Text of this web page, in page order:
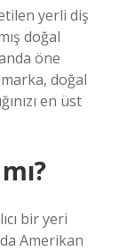
yerli diş
doğal
öne
doğal
en üst
bir yeri
Amerikan